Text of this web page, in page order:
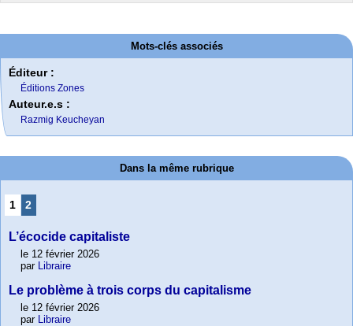
Mots-clés associés
Éditeur :
Éditions Zones
Auteur.e.s :
Razmig Keucheyan
Dans la même rubrique
1 2
L’écocide capitaliste
le 12 février 2026
par
Libraire
Le problème à trois corps du capitalisme
le 12 février 2026
par
Libraire